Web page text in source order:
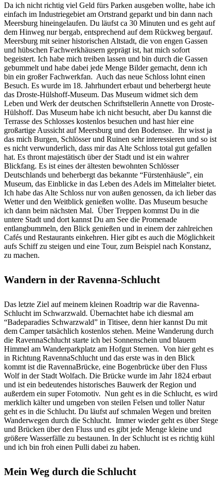
Da ich nicht richtig viel Geld fürs Parken ausgeben wollte, habe ich
einfach im Industriegebiet am Ortstrand geparkt und bin dann nach
Meersburg hineingelaufen. Du läufst ca 30 Minuten und es geht auf
dem Hinweg nur bergab, entsprechend auf dem Rückweg bergauf.
Meersburg mit seiner historischen Altstadt, die von engen Gassen
und hübschen Fachwerkhäusern geprägt ist, hat mich sofort
begeistert. Ich habe mich treiben lassen und bin durch die Gassen
gebummelt und habe dabei jede Menge Bilder gemacht, denn ich
bin ein großer Fachwerkfan. Auch das neue Schloss lohnt einen
Besuch. Es wurde im 18. Jahrhundert erbaut und beherbergt heute
das Droste-Hülshoff-Museum. Das Museum widmet sich dem
Leben und Werk der deutschen Schriftstellerin Annette von Droste-
Hülshoff. Das Museum habe ich nicht besucht, aber Du kannst die
Terrasse des Schlosses kostenlos besuchen und hast hier eine
großartige Aussicht auf Meersburg und den Bodensee. Ihr wisst ja
das mich Burgen, Schlösser und Ruinen sehr interessieren und so ist
es nicht verwunderlich, dass mir das Alte Schloss total gut gefallen
hat. Es thront majestätisch über der Stadt und ist ein wahrer
Blickfang. Es ist eines der ältesten bewohnten Schlösser
Deutschlands und beherbergt das bekannte “Fürstenhäusle”, ein
Museum, das Einblicke in das Leben des Adels im Mittelalter bietet.
Ich habe das Alte Schloss nur von außen genossen, da ich lieber das
Wetter und den Weitblick genießen wollte. Das Museum besuche
ich dann beim nächsten Mal. Über Treppen kommst Du in die
untere Stadt und dort kannst Du am See die Promenade
entlangbummeln, den Blick genießen und in einem der zahlreichen
Cafés und Restaurants einkehren. Hier gibt es auch die Möglichkeit
aufs Schiff zu steigen und eine Tour, zum Beispiel nach Konstanz,
zu machen.
Wandern in der Ravenna-Schlucht
Das letzte Ziel auf meinem kleinen Roadtrip war die Ravenna-
Schlucht im Schwarzwald. Übernachtet habe ich diesmal am
“Badeparadies Schwarzwald” in Titisee, denn hier kannst Du mit
dem Camper tatsächlich kostenlos stehen. Meine Wanderung durch
die RavennaSchlucht starte ich bei Sonnenschein und blauem
Himmel am Wanderparkplatz am Hofgut Sternen. Von hier geht es
in Richtung RavennaSchlucht und das erste was in den Blick
kommt ist die RavennaBrücke, eine Bogenbrücke über den Fluss
Wolf in der Stadt Wolfach. Die Brücke wurde im Jahr 1824 erbaut
und ist ein bedeutendes historisches Bauwerk der Region und
außerdem ein super Fotomotiv. Nun geht es in die Schlucht, es wird
merklich kälter und umgeben von steilen Felsen und toller Natur
geht es in die Schlucht. Du läufst auf schmalen Wegen und breiten
Wanderwegen durch die Schlucht. Immer wieder geht es über Stege
und Brücken über den Fluss und es gibt jede Menge kleine und
größere Wasserfälle zu bestaunen. In der Schlucht ist es richtig kühl
und ich bin froh einen Pulli dabei zu haben.
Mein Weg durch die Schlucht